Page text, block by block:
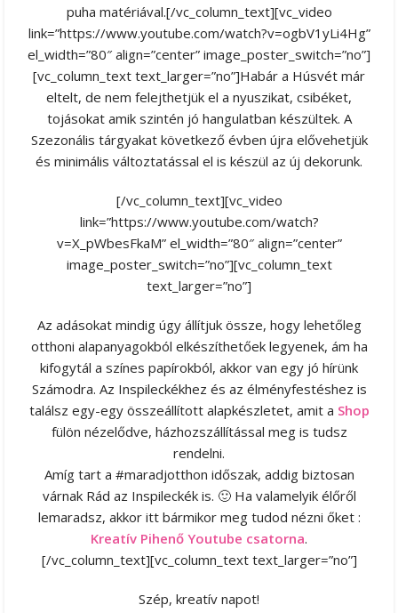
puha matériával.[/vc_column_text][vc_video
link=”https://www.youtube.com/watch?v=ogbV1yLi4Hg”
el_width=”80″ align=”center” image_poster_switch=”no”]
[vc_column_text text_larger=”no”]Habár a Húsvét már
eltelt, de nem felejthetjük el a nyuszikat, csibéket,
tojásokat amik szintén jó hangulatban készültek. A
Szezonális tárgyakat következő évben újra elővehetjük
és minimális változtatással el is készül az új dekorunk.
[/vc_column_text][vc_video
link=”https://www.youtube.com/watch?
v=X_pWbesFkaM” el_width=”80″ align=”center”
image_poster_switch=”no”][vc_column_text
text_larger=”no”]
Az adásokat mindig úgy állítjuk össze, hogy lehetőleg
otthoni alapanyagokból elkészíthetőek legyenek, ám ha
kifogytál a színes papírokból, akkor van egy jó hírünk
Számodra. Az Inspileckékhez és az élményfestéshez is
találsz egy-egy összeállított alapkészletet, amit a Shop
fülön nézelődve, házhozszállítással meg is tudsz
rendelni.
Amíg tart a #maradjotthon időszak, addig biztosan
várnak Rád az Inspileckék is. 🙂 Ha valamelyik élőről
lemaradsz, akkor itt bármikor meg tudod nézni őket :
Kreatív Pihenő Youtube csatorna.
[/vc_column_text][vc_column_text text_larger=”no”]
Szép, kreatív napot!